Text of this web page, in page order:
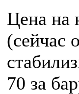
Цена на
(сейчас
70 за